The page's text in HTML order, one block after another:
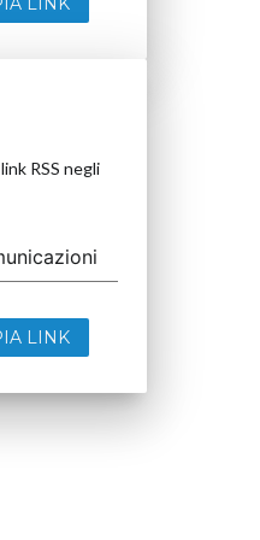
RSS negli
LINK